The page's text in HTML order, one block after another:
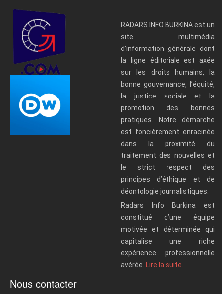
RADARS INFO BURKINA est un
site multimédia
d’information générale dont
la ligne éditoriale est axée
sur les droits humains, la
bonne gouvernance, l’équité,
la justice sociale et la
promotion des bonnes
pratiques. Notre démarche
est foncièrement enracinée
dans la proximité du
traitement des nouvelles et
le strict respect des
principes d’éthique et de
déontologie journalistiques.
Radars Info Burkina est
constitué d’une équipe
motivée et déterminée qui
capitalise une riche
expérience professionnelle
avérée.
Lire la suite..
Nous contacter